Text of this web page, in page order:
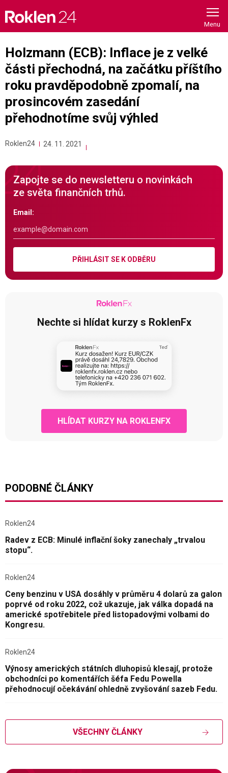
content
Holzmann (ECB): Inflace je z velké
části přechodná, na začátku příštího
roku pravděpodobně zpomalí, na
prosincovém zasedání
přehodnotíme svůj výhled
Roklen24 24. 11. 2021
Zapojte se do newsletteru o novinkách
ze světa finančních trhů.
Email:
PŘIHLÁSIT SE K ODBĚRU
Nechte si hlídat kurzy s RoklenFx
HLÍDAT KURZY NA ROKLENFX
PODOBNÉ ČLÁNKY
Roklen24
Radev z ECB: Minulé inflační šoky zanechaly „trvalou
stopu“.
Roklen24
Ceny benzinu v USA dosáhly v průměru 4 dolarů za galon
poprvé od roku 2022, což ukazuje, jak válka dopadá na
americké spotřebitele před listopadovými volbami do
Kongresu.
Roklen24
Výnosy amerických státních dluhopisů klesají, protože
obchodníci po komentářích šéfa Fedu Powella
přehodnocují očekávání ohledně zvyšování sazeb Fedu.
VŠECHNY ČLÁNKY